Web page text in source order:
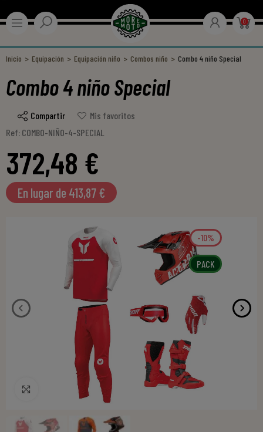
0
Inicio Equipación Equipación niño Combos niño Combo 4 niño Special
Combo 4 niño Special
Compartir
Mis favoritos
Ref: COMBO-NIÑO-4-SPECIAL
372,48 €
En lugar de 413,87 €
PACK
-10%
Pincha para agrandar